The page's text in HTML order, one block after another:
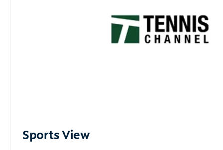
Sports View